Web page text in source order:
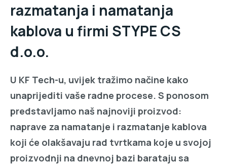
razmatanja i namatanja
kablova u firmi STYPE CS
d.o.o.
U KF Tech-u, uvijek tražimo načine kako
unaprijediti vaše radne procese. S ponosom
predstavljamo naš najnoviji proizvod:
naprave za namatanje i razmatanje kablova
koji će olakšavaju rad tvrtkama koje u svojoj
proizvodnji na dnevnoj bazi barataju sa